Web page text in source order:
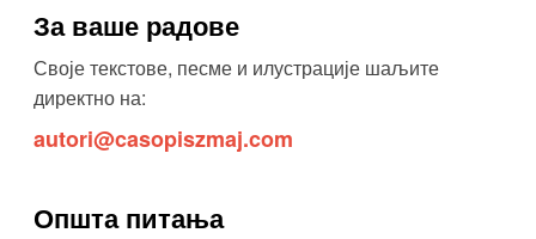
За ваше радове
Своје текстове, песме и илустрације шаљите
директно на:
autori@casopiszmaj.com
Општа питања